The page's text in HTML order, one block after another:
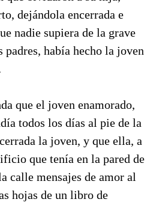
dejándola encerrada e
nadie supiera de la grave
padres, había hecho la joven
que el joven enamorado,
todos los días al pie de la
la joven, y que ella, a
que tenía en la pared de
calle mensajes de amor al
hojas de un libro de